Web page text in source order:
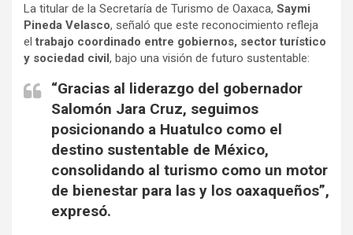
La titular de la Secretaría de Turismo de Oaxaca, Saymi
Pineda Velasco, señaló que este reconocimiento refleja
eltrabajo coordinado entre gobiernos, sector turístico
y sociedad civil, bajo una visión de futuro sustentable:
“Gracias al liderazgo del gobernador
Salomón Jara Cruz, seguimos
posicionando a Huatulco como el
destino sustentable de México,
consolidando al turismo como un motor
de bienestar para las y los oaxaqueños”,
expresó.